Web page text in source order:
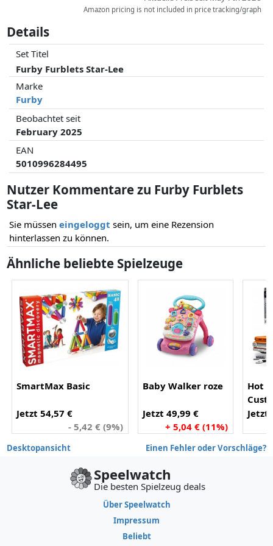
Amazon pricing is not included in price tracking/graph
Details
Set Titel
Furby Furblets Star-Lee
Marke
Furby
Beobachtet seit
February 2025
EAN
5010996284495
Nutzer Kommentare zu Furby Furblets
Star-Lee
Sie müssen eingeloggt sein, um eine Rezension
hinterlassen zu können.
Ähnliche beliebte Spielzeuge
SmartMax Basic
Jetzt 54,57 €
- 5,42 € (9%)
Baby Walker roze
Jetzt 49,99 €
+ 5,04 € (11%)
Hot
Jetzt
Desktopansicht Einen Fehler oder Vorschläge?
Speelwatch
Die besten Spielzeug deals
Über Speelwatch
Impressum
Beliebt